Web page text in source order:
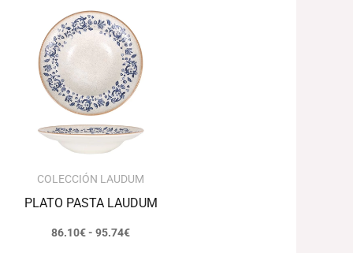
COLECCIÓN LAUDUM
PLATO PASTA LAUDUM
86.10€- 95.74€
precios:
desde
86.10€
hasta
95.74€